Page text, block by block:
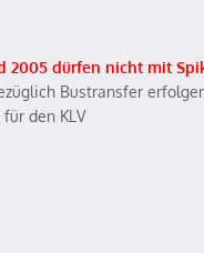
2005 dürfen nicht mit
Bustransfer
den KLV